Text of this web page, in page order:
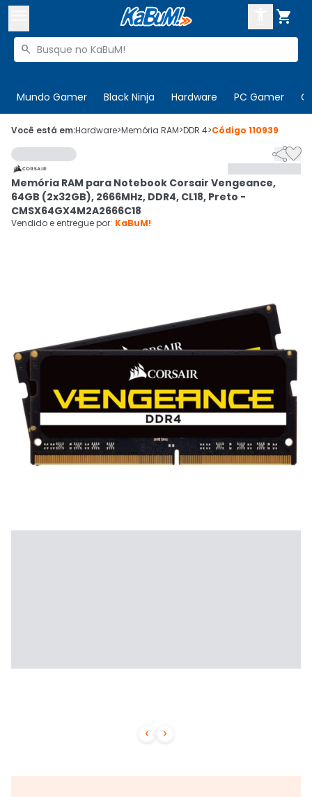

Buscar produtos

Mundo Gamer Black Ninja Hardware PC Gamer
 Olá. Acesse sua conta
 Departamentos
Cupons
Mais Vendidos
CADASTRE-SE
Você está em:Hardware>Memória RAM>DDR 4>Código 110939
 

Memória RAM para Notebook Corsair Vengeance,
64GB (2x32GB), 2666MHz, DDR4, CL18, Preto -
CMSX64GX4M2A2666C18
Vendido e entregue por: KaBuM!